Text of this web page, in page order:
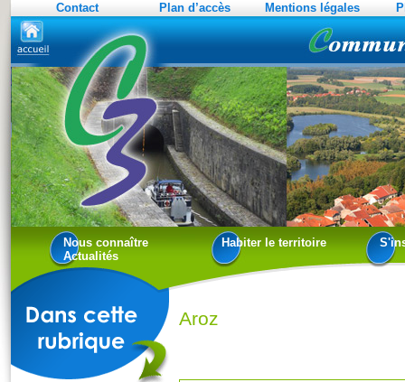
Contact Plan d’accès Mentions légales
Nous connaître Habiter le territoire
Actualités
Aroz